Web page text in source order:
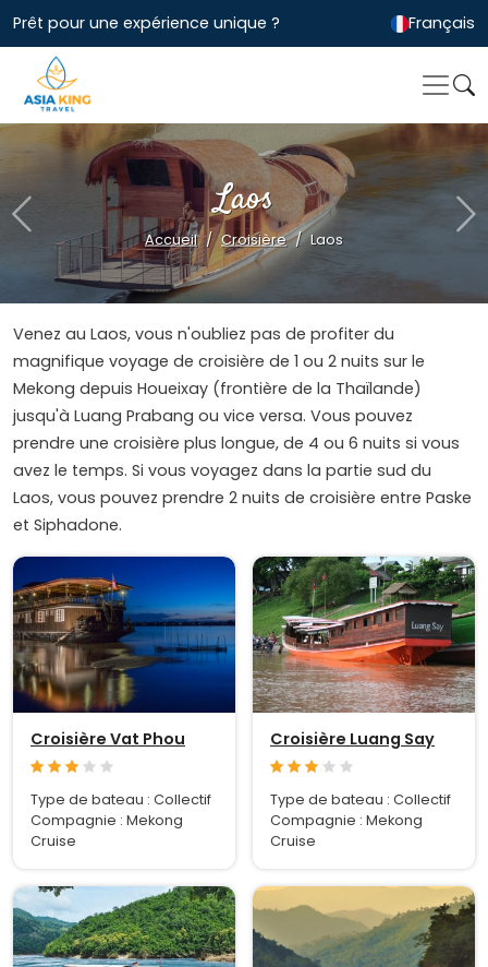
Prêt pour une expérience unique ? Français
Laos
Accueil Croisière Laos
Previous
Venez au Laos, vous n'oubliez pas de profiter du
magnifique voyage de croisière de 1 ou 2 nuits sur le
Mekong depuis Houeixay (frontière de la Thaïlande)
jusqu'à Luang Prabang ou vice versa. Vous pouvez
prendre une croisière plus longue, de 4 ou 6 nuits si vous
avez le temps. Si vous voyagez dans la partie sud du
Laos, vous pouvez prendre 2 nuits de croisière entre Paske
et Siphadone.
Croisière Vat Phou
Type de bateau : Collectif
Compagnie : Mekong
Cruise
Croisière Luang Say
Type de bateau : Collectif
Compagnie : Mekong
Cruise